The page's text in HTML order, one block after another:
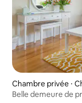
Chambre privée ⋅
Belle demeure de